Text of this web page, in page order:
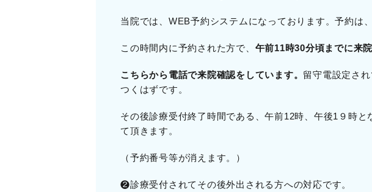
当院では、WEB予約システムになっております。予約は
この時間内に予約された方で、 午前11時30分頃までに来
こちらから電話で来院確認をしています。 留守電設定さ
つくはずです。
その後診療受付終了時間である、午前12時、午後1９時
て頂きます。
（予約番号等が消えます。）
❷診療受付されてその後外出される方への対応です。